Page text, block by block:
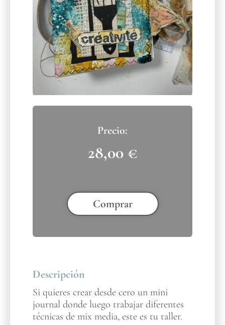
28,00 €
Comprar
Descripción
Si quieres crear desde cero un mini
journal donde luego trabajar diferentes
técnicas de mix media, este es tu taller.